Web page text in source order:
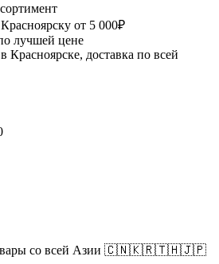
от 5 000₽
лучшей цене
Красноярске, доставка по всей
со всей Азии 🇨🇳🇰🇷🇹🇭🇯🇵